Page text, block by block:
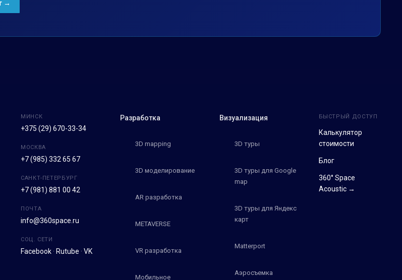
МИНСК
+375 (29) 670-33-34
МОСКВА
+7 (985) 332 65 67
САНКТ-ПЕТЕРБУРГ
+7 (981) 881 00 42
ПОЧТА
info@360space.ru
СОЦ. СЕТИ
Facebook· Rutube · VK
Разработка
3D mapping
3D моделирование
AR разработка
METAVERSE
VR разработка
Мобильное
Визуализация
3D туры
3D туры для Google
map
3D туры для Яндекс
карт
Matterport
Аэросъемка
БЫСТРЫЙ ДОСТУП
Калькулятор
стоимости
Блог
360° Space
Acoustic →